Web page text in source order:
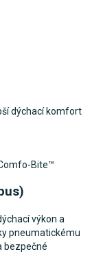
dýchací komfort
Bite™
výkon a
pneumatickému
bezpečné